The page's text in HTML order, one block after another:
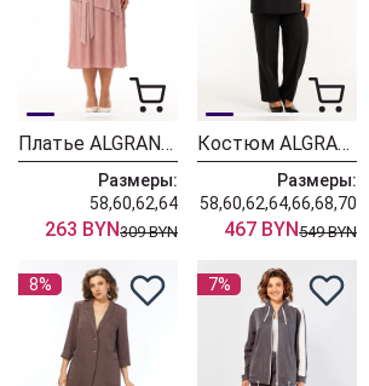
Платье ALGRANDA (Новелла Шарм) 4110-3
Размеры:
58,60,62,64
263 BYN309 BYN
Костюм ALGRANDA (Новелла Шарм) 4181
Размеры:
58,60,62,64,66,68,70
467 BYN549 BYN
8% 7%